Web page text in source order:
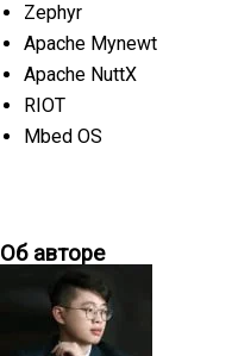
Zephyr
Apache Mynewt
Apache NuttX
RIOT
Mbed OS
Об авторе